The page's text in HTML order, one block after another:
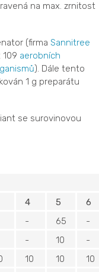
na max. zrnitost
(firma Sannitree
aerobních
). Dále tento
1 g preparátu
se surovinovou
4 5
6
- 65
-
- 10
-
10 10
10